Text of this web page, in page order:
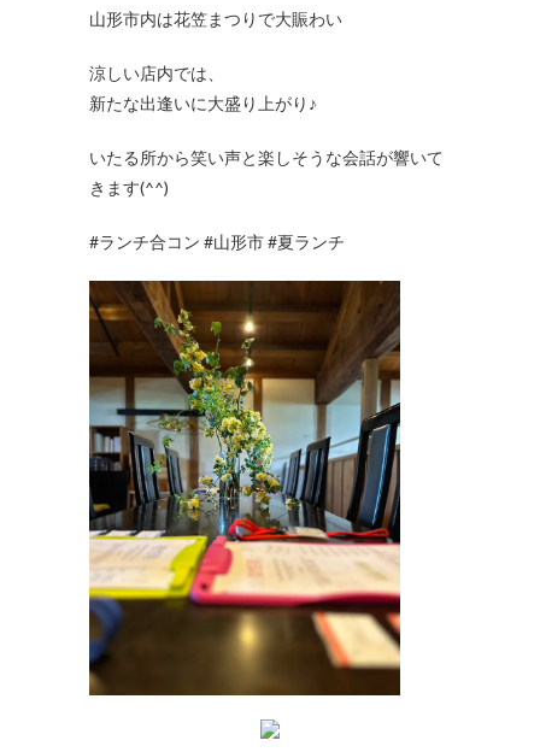
山形市内は花笠まつりで大賑わい
涼しい店内では、
新たな出逢いに大盛り上がり♪
いたる所から笑い声と楽しそうな会話が響いて
きます(^^)
#ランチ合コン #山形市 #夏ランチ